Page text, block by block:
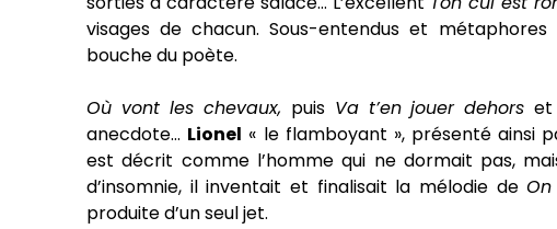
visages de chacun. Sous-entendus et
bouche du poète.
Où vont les chevaux, puisVa t’en jouer dehorset
anecdote… Lionel « le flamboyant », présenté ainsi
est décrit comme l’homme qui ne dormait pas,
d’insomnie, il inventait et finalisait la mélodie de
produite d’un seul jet.